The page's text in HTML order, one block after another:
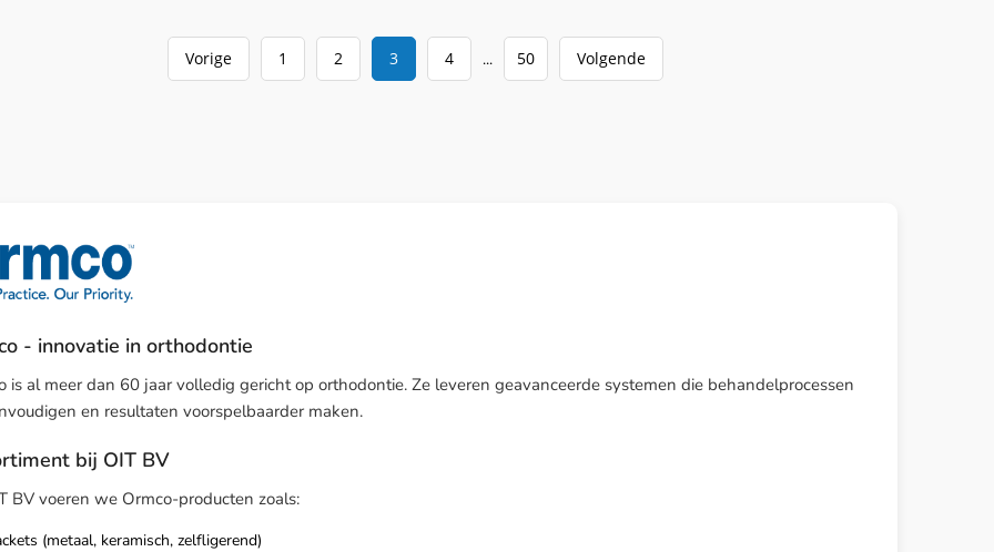
Vorige 1 2 3 4 ... 50 Volgende
- innovatie in orthodontie
is al meer dan 60 jaar volledig gericht op orthodontie. Ze leveren geavanceerde systemen die behandelprocessen
en resultaten voorspelbaarder maken.
bij OIT BV
BV voeren we Ormco-producten zoals:
(metaal, keramisch, zelfligerend)